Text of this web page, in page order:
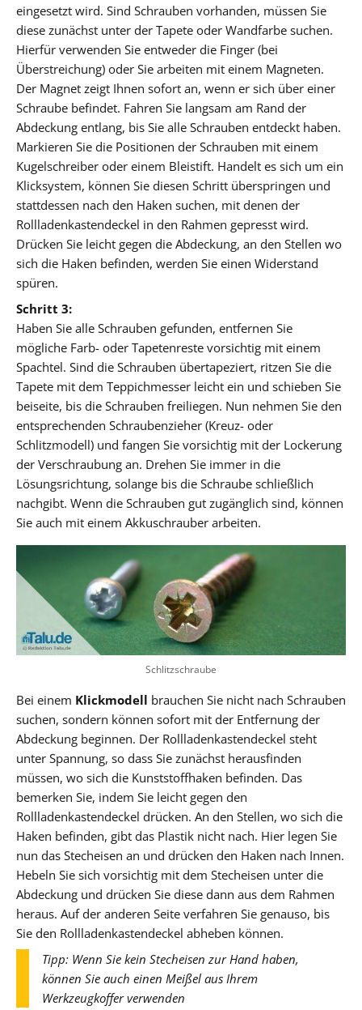
eingesetzt wird. Sind Schrauben vorhanden, müssen Sie
diese zunächst unter der Tapete oder Wandfarbe suchen.
Hierfür verwenden Sie entweder die Finger (bei
Überstreichung) oder Sie arbeiten mit einem Magneten.
Der Magnet zeigt Ihnen sofort an, wenn er sich über einer
Schraube befindet. Fahren Sie langsam am Rand der
Abdeckung entlang, bis Sie alle Schrauben entdeckt haben.
Markieren Sie die Positionen der Schrauben mit einem
Kugelschreiber oder einem Bleistift. Handelt es sich um ein
Klicksystem, können Sie diesen Schritt überspringen und
stattdessen nach den Haken suchen, mit denen der
Rollladenkastendeckel in den Rahmen gepresst wird.
Drücken Sie leicht gegen die Abdeckung, an den Stellen wo
sich die Haken befinden, werden Sie einen Widerstand
spüren.
Schritt 3:
Haben Sie alle Schrauben gefunden, entfernen Sie
mögliche Farb- oder Tapetenreste vorsichtig mit einem
Spachtel. Sind die Schrauben übertapeziert, ritzen Sie die
Tapete mit dem Teppichmesser leicht ein und schieben Sie
beiseite, bis die Schrauben freiliegen. Nun nehmen Sie den
entsprechenden Schraubenzieher (Kreuz- oder
Schlitzmodell) und fangen Sie vorsichtig mit der Lockerung
der Verschraubung an. Drehen Sie immer in die
Lösungsrichtung, solange bis die Schraube schließlich
nachgibt. Wenn die Schrauben gut zugänglich sind, können
Sie auch mit einem Akkuschrauber arbeiten.
Schlitzschraube
Bei einem Klickmodell brauchen Sie nicht nach Schrauben
suchen, sondern können sofort mit der Entfernung der
Abdeckung beginnen. Der Rollladenkastendeckel steht
unter Spannung, so dass Sie zunächst herausfinden
müssen, wo sich die Kunststoffhaken befinden. Das
bemerken Sie, indem Sie leicht gegen den
Rollladenkastendeckel drücken. An den Stellen, wo sich die
Haken befinden, gibt das Plastik nicht nach. Hier legen Sie
nun das Stecheisen an und drücken den Haken nach Innen.
Hebeln Sie sich vorsichtig mit dem Stecheisen unter die
Abdeckung und drücken Sie diese dann aus dem Rahmen
heraus. Auf der anderen Seite verfahren Sie genauso, bis
Sie den Rollladenkastendeckel abheben können.
Tipp: Wenn Sie kein Stecheisen zur Hand haben,
können Sie auch einen Meißel aus Ihrem
Werkzeugkoffer verwenden